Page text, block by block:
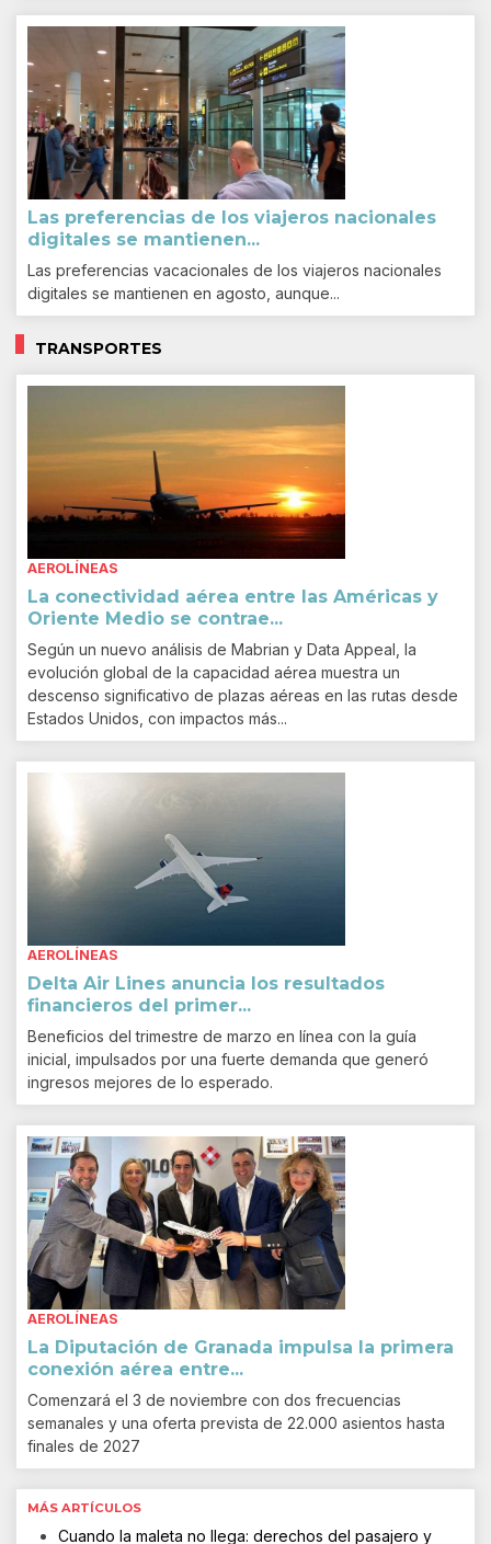
Las preferencias de los viajeros nacionales
digitales se mantienen...
Las preferencias vacacionales de los viajeros nacionales
digitales se mantienen en agosto, aunque...
TRANSPORTES
AEROLÍNEAS
La conectividad aérea entre las Américas y
Oriente Medio se contrae...
Según un nuevo análisis de Mabrian y Data Appeal, la
evolución global de la capacidad aérea muestra un
descenso significativo de plazas aéreas en las rutas desde
Estados Unidos, con impactos más...
AEROLÍNEAS
Delta Air Lines anuncia los resultados
financieros del primer...
Beneficios del trimestre de marzo en línea con la guía
inicial, impulsados por una fuerte demanda que generó
ingresos mejores de lo esperado.
AEROLÍNEAS
La Diputación de Granada impulsa la primera
conexión aérea entre...
Comenzará el 3 de noviembre con dos frecuencias
semanales y una oferta prevista de 22.000 asientos hasta
finales de 2027
MÁS ARTÍCULOS
Cuando la maleta no llega: derechos del pasajero y